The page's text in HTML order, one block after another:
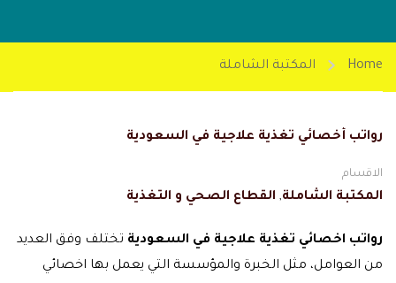
Home المكتبة الشاملة
رواتب أخصائي تغذية علاجية في السعودية
الاقسام
المكتبة الشاملة, القطاع الصحي و التغذية
رواتب اخصائي تغذية علاجية في السعودية تختلف وفق العديد
من العوامل، مثل الخبرة والمؤسسة التي يعمل بها اخصائي